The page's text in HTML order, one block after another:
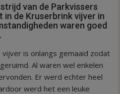
van de Parkvissers
in de Kruserbrink vijver in
waren goed
is onlangs gemaaid zodat
Al waren wel enkelen
Er werd echter heel
werd het een leuke